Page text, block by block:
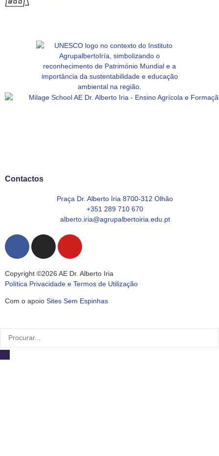
Contactos
Praça Dr. Alberto Iria 8700-312 Olhão
+351 289 710 670
alberto.iria@agrupalbertoiria.edu.pt
Copyright ©2026 AE Dr. Alberto Iria
Política Privacidade e Termos de Utilização
Com o apoio Sites Sem Espinhas